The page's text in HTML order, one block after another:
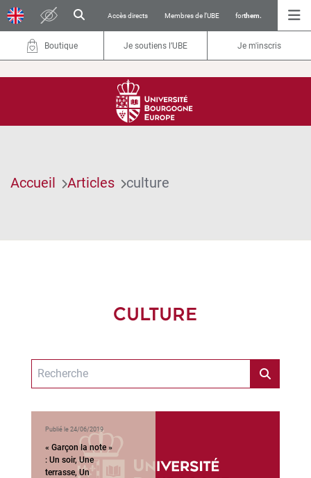
Accès directs Membres de l’UBE forthem.
Boutique Je soutiens l’UBE Je m'inscris
Accueil Articles culture
CULTURE
Publié le 24/06/2019
« Garçon la note »
: Un soir, Une
terrasse, Un